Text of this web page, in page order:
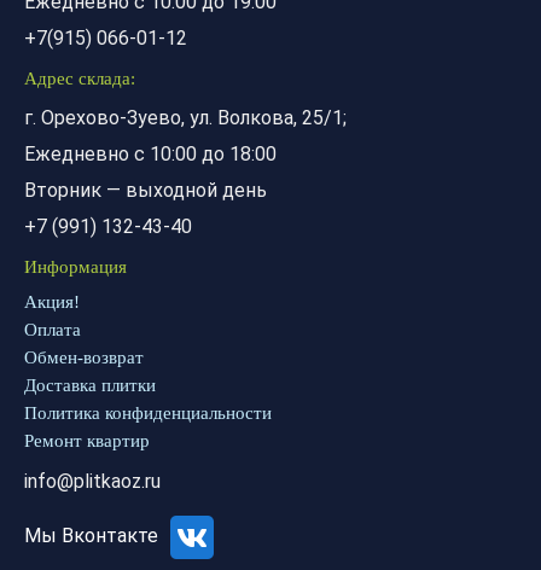
+7(915) 066-01-12
Адрес склада:
г. Орехово-Зуево, ул. Волкова, 25/1;
Ежедневно с 10:00 до 18:00
Вторник — выходной день
+7 (991) 132-43-40
Информация
Акция!
Оплата
Обмен-возврат
Доставка плитки
Политика конфиденциальности
Ремонт квартир
info@plitkaoz.ru
Мы Вконтакте